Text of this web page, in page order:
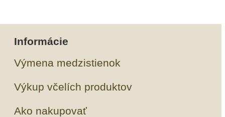
Informácie
Výmena medzistienok
Výkup včelích produktov
Ako nakupovať